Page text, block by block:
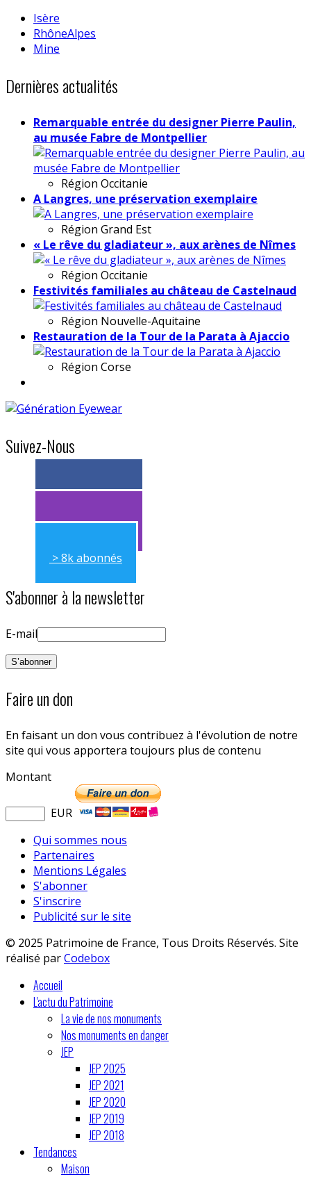
Isère
RhôneAlpes
Mine
Dernières actualités
Remarquable entrée du designer Pierre Paulin,
au musée Fabre de Montpellier
Région Occitanie
A Langres, une préservation exemplaire
Région Grand Est
« Le rêve du gladiateur », aux arènes de Nîmes
Région Occitanie
Festivités familiales au château de Castelnaud
Région Nouvelle-Aquitaine
Restauration de la Tour de la Parata à Ajaccio
Région Corse
Suivez-Nous
> 11k abonnés
> 11k abonnés
> 8k abonnés
S'abonner à la newsletter
E-mail
Faire un don
En faisant un don vous contribuez à l'évolution de notre
site qui vous apportera toujours plus de contenu
Montant
EUR
Qui sommes nous
Partenaires
Mentions Légales
S'abonner
S'inscrire
Publicité sur le site
© 2025 Patrimoine de France, Tous Droits Réservés. Site
réalisé parCodebox
Accueil
L'actu du Patrimoine
La vie de nos monuments
Nos monuments en danger
JEP
JEP 2025
JEP 2021
JEP 2020
JEP 2019
JEP 2018
Tendances
Maison